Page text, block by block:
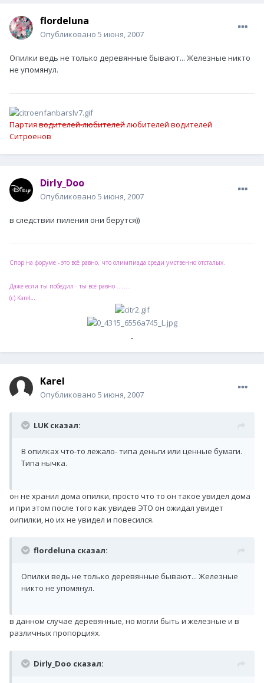
flordeluna
Опубликовано 5 июня, 2007
Опилки ведь не только деревянные бывают... Железные никто
не упомянул.
Партия водителей-любителейлюбителей водителей
Ситроенов
Dirly_Doo
Опубликовано 5 июня, 2007
в следствии пиления они берутся))
Спор на форуме - это всё равно, что олимпиада среди умственно отсталых.
Даже если ты победил - ты всё равно ........
(с) KareL ..
Karel
Опубликовано 5 июня, 2007
LUK сказал:
В опилках что-то лежало- типа деньги или ценные бумаги.
Типа нычка.
он не хранил дома опилки, просто что то он такое увидел дома
и при этом после того как увидев ЭТО он ожидал увидет
оипилки, но их не увидел и повесился.
flordeluna сказал:
Опилки ведь не только деревянные бывают... Железные
никто не упомянул.
в данном случае деревянные, но могли быть и железные и в
различных пропорциях.
Dirly_Doo сказал: